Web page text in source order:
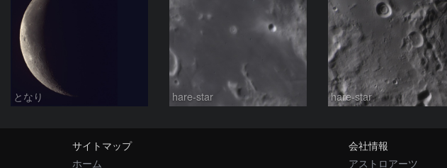
となり hare-star hare-star
サイトマップ
ホーム
会社情報
アストロアーツ